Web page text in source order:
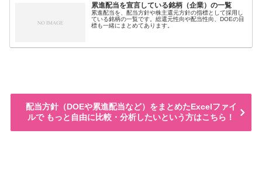
累進配当を宣言している銘柄（企業）の一覧
累進配当を、配当方針や株主還元方針の指標として採用し
ている銘柄の一覧です。総還元性向や配当性向、DOEの目
標も一緒にまとめてあります。
配当方針（DOEや累進配当など）をまとめたExcelファイ
ルで もっと自由に比較・分析したいという方はこちら！